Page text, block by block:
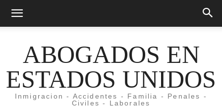
ABOGADOS EN
ESTADOS UNIDOS
Inmigracion - Accidentes - Familia - Penales -
Civiles - Laborales